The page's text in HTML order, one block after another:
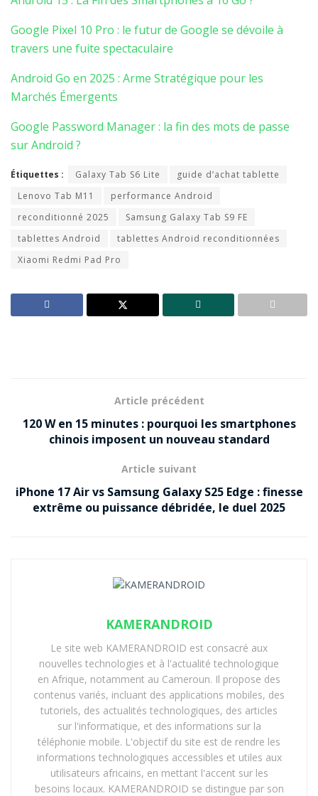
Google Pixel 10 Pro : le futur de Google se dévoile à
travers une fuite spectaculaire
Android Go en 2025 : Arme Stratégique pour les
Marchés Émergents
Google Password Manager : la fin des mots de passe
sur Android ?
Étiquettes : Galaxy Tab S6 Lite
guide d’achat tablette
Lenovo Tab M11
performance Android
reconditionné 2025
Samsung Galaxy Tab S9 FE
tablettes Android
tablettes Android reconditionnées
Xiaomi Redmi Pad Pro
Article précédent
120 W en 15 minutes : pourquoi les smartphones
chinois imposent un nouveau standard
Article suivant
iPhone 17 Air vs Samsung Galaxy S25 Edge : finesse
extrême ou puissance débridée, le duel 2025
KAMERANDROID
Le site web KAMERANDROID est consacré aux
nouvelles technologies et à l'actualité technologique
en Afrique, notamment au Cameroun. Il propose des
contenus variés, incluant des applications mobiles, des
tutoriels, des actualités technologiques, des articles
sur l'informatique, et des informations sur la
téléphonie mobile. L'objectif du site est de rendre les
informations technologiques accessibles et utiles aux
utilisateurs africains, en mettant l'accent sur les
besoins locaux. KAMERANDROID se distingue par son